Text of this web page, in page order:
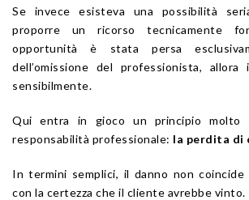
Se invece esisteva una possibilità
proporre un ricorso tecnicamente
opportunità è stata persa
dell’omissione del professionista, allora
sensibilmente.
Qui entra in gioco un principio molto
responsabilità professionale: la perdita di
In termini semplici, il danno non coincide
con la certezza che il cliente avrebbe vinto.